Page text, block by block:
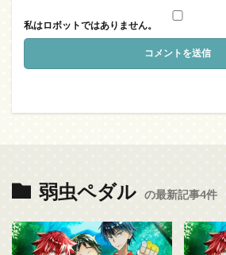
私はロボットではありません。
弱虫ペダル の最新記事4件